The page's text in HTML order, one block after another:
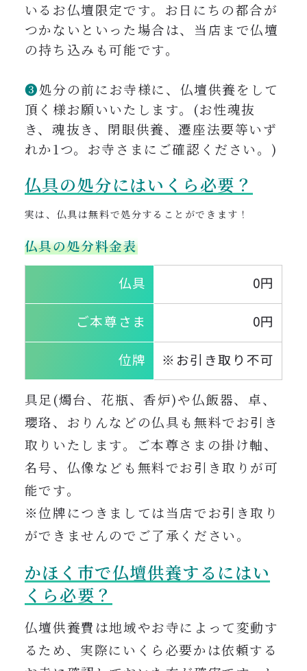
いるお仏壇限定です。 お日にちの都合が
つかないといった場合は、当店まで仏壇
の持ち込みも可能です。
❸処分の前にお寺様に、仏壇供養をして
頂く様お願いいたします。(お性魂抜
き、魂抜き、閉眼供養、遷座法要等いず
れか1つ。お寺さまにご確認ください。)
仏具の処分にはいくら必要？
実は、仏具は無料で処分することができます！
仏具の処分料金表
仏具 0円
ご本尊さま 0円
位牌 ※お引き取り不可
具足(燭台、花瓶、香炉)や仏飯器、卓、
瓔珞、おりんなどの仏具も無料でお引き
取りいたします。ご本尊さまの掛け軸、
名号、仏像なども無料でお引き取りが可
能です。
※位牌につきましては当店でお引き取り
ができませんのでご了承ください。
かほく市で仏壇供養するにはい
くら必要？
仏壇供養費は地域やお寺によって変動す
るため、実際にいくら必要かは依頼する